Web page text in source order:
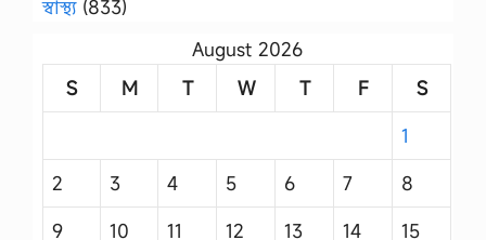
স্বাস্থ্য(833)
August 2026
S
M T W T F
S
1
2
3 4 5 6 7
8
9
10 11 12 13 14 15